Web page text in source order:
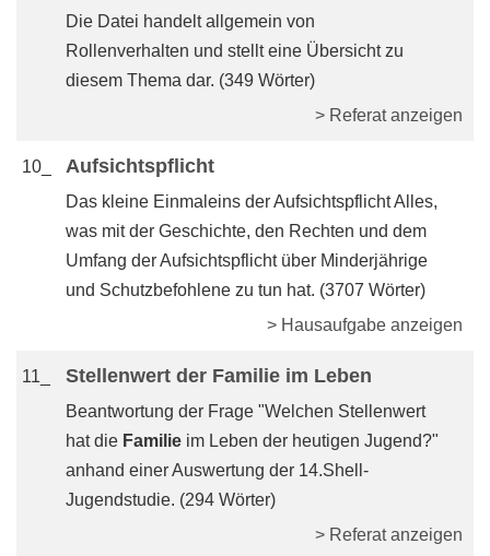
Die Datei handelt allgemein von
Rollenverhalten und stellt eine Übersicht zu
diesem Thema dar. (349 Wörter)
> Referat anzeigen
10_ Aufsichtspflicht
Das kleine Einmaleins der Aufsichtspflicht Alles,
was mit der Geschichte, den Rechten und dem
Umfang der Aufsichtspflicht über Minderjährige
und Schutzbefohlene zu tun hat. (3707 Wörter)
> Hausaufgabe anzeigen
11_ Stellenwert der Familie im Leben
Beantwortung der Frage "Welchen Stellenwert
hat die Familie im Leben der heutigen Jugend?"
anhand einer Auswertung der 14.Shell-
Jugendstudie. (294 Wörter)
> Referat anzeigen